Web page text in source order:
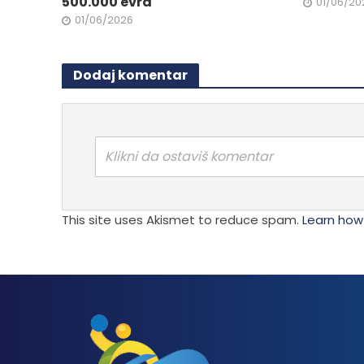
01/06/2026
Dodaj komentar
Klikni da ostaviš komentar
This site uses Akismet to reduce spam. Learn